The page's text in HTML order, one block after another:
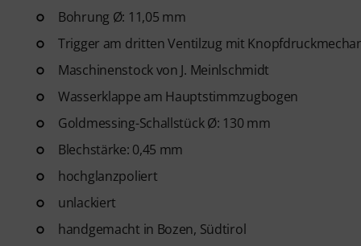
Bohrung Ø: 11,05 mm
Trigger am dritten Ventilzug mit
Maschinenstock von J. Meinlschmidt
Wasserklappe am Hauptstimmzugbogen
Goldmessing-Schallstück Ø: 130 mm
Blechstärke: 0,45 mm
hochglanzpoliert
unlackiert
handgemacht in Bozen, Südtirol